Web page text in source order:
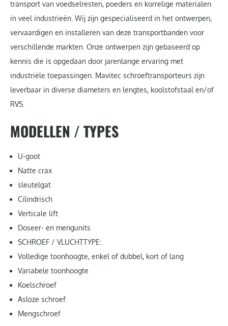
transport van voedselresten, poeders en korrelige materialen
in veel industrieën. Wij zijn gespecialiseerd in het ontwerpen,
vervaardigen en installeren van deze transportbanden voor
verschillende markten. Onze ontwerpen zijn gebaseerd op
kennis die is opgedaan door jarenlange ervaring met
industriële toepassingen. Mavitec schroeftransporteurs zijn
leverbaar in diverse diameters en lengtes, koolstofstaal en/of
RVS.
MODELLEN / TYPES
U-goot
Natte crax
sleutelgat
Cilindrisch
Verticale lift
Doseer- en mengunits
SCHROEF / VLUCHTTYPE:
Volledige toonhoogte, enkel of dubbel, kort of lang
Variabele toonhoogte
Koelschroef
Asloze schroef
Mengschroef